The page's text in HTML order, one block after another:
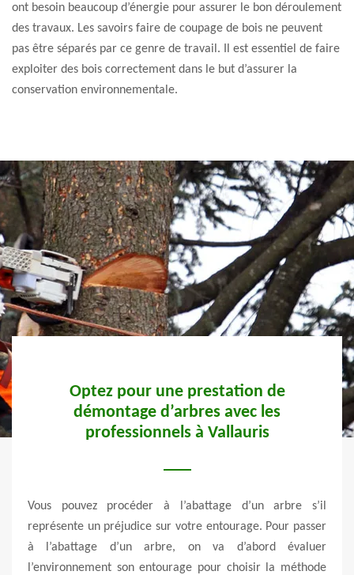
ont besoin beaucoup d’énergie pour assurer le bon déroulement
des travaux. Les savoirs faire de coupage de bois ne peuvent
pas être séparés par ce genre de travail. Il est essentiel de faire
exploiter des bois correctement dans le but d’assurer la
conservation environnementale.
Optez pour une prestation de
démontage d’arbres avec les
professionnels à Vallauris
Vous pouvez procéder à l’abattage d’un arbre s’il
représente un préjudice sur votre entourage. Pour passer
à l’abattage d’un arbre, on va d’abord évaluer
l’environnement son entourage pour choisir la méthode